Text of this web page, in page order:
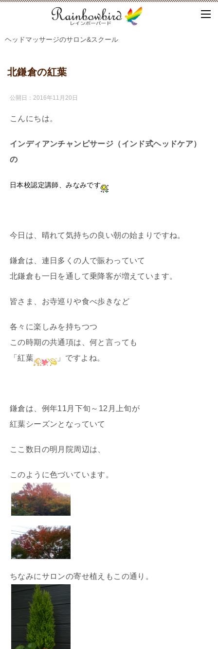
ヘッドマッサージのサロン&スクール
北鎌倉の紅葉
公開日： 2016年11月20日
こんにちは。
インディアンチャンピサージ（インド式ヘッドケア）
の
日本校認定講師、みなみです
今日は、晴れて気持ちの良い朝の始まりですね。
鎌倉は、連日多くの人で賑わっていて
北鎌倉も一日を通して乗降客が増えています。
皆さま、お寺巡りや食べ歩きなど
各々に楽しみを持ちつつ
この時期の共通項は、何と言っても
「紅葉
​」ですよね。
鎌倉は、例年11月下旬～12月上旬が
紅葉シーズンとなっていて
ここ数日の明月院周辺は、
このように色づいています。
ちなみにサロンの寄せ植えもこの通り。